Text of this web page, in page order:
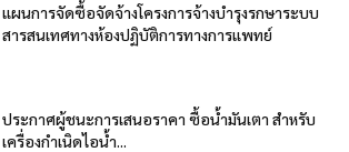
แผนการจัดซื้อจัดจ้างโครงการจ้างบำรุงรกษาระบบ
สารสนเทศทางห้องปฏิบัติการทางการแพทย์
ประกาศผู้ชนะการเสนอราคา ซื้อน้ำมันเตา สำหรับ
เครื่องกำเนิดไอน้ำ...